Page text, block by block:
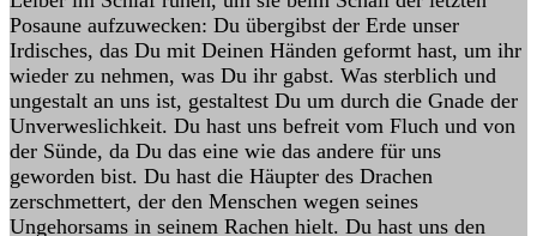
Posaune aufzuwecken: Du übergibst der Erde unser
Irdisches, das Du mit Deinen Händen geformt hast, um ihr
wieder zu nehmen, was Du ihr gabst. Was sterblich und
ungestalt an uns ist, gestaltest Du um durch die Gnade der
Unverweslichkeit. Du hast uns befreit vom Fluch und von
der Sünde, da Du das eine wie das andere für uns
geworden bist. Du hast die Häupter des Drachen
zerschmettert, der den Menschen wegen seines
Ungehorsams in seinem Rachen hielt. Du hast uns den